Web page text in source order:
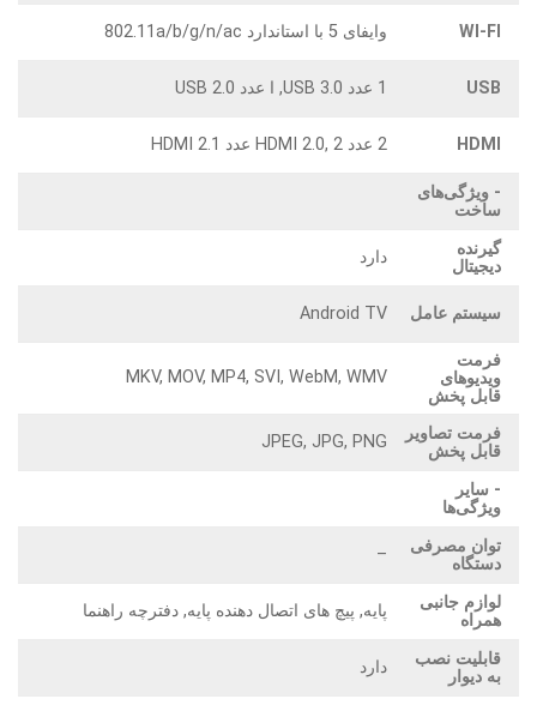
WI-FI وایفای 5 با استاندارد 802.11a/b/g/n/ac
USB 1 عدد USB 3.0, ا عدد USB 2.0
HDMI 2 عدد HDMI 2.0, 2 عدد HDMI 2.1
- ویژگی‌های
ساخت
گیرنده
دیجیتال
دارد
سیستم عامل Android TV
فرمت
ویدیوهای
قابل پخش
MKV, MOV, MP4, SVI, WebM, WMV
فرمت تصاویر
قابل پخش
JPEG, JPG, PNG
- سایر
ویژگی‌ها
توان مصرفی
دستگاه
–
لوازم جانبی
همراه
پایه, پیچ های اتصال دهنده پایه, دفترچه راهنما
قابلیت نصب
به دیوار
دارد